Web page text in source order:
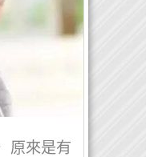
原來是有